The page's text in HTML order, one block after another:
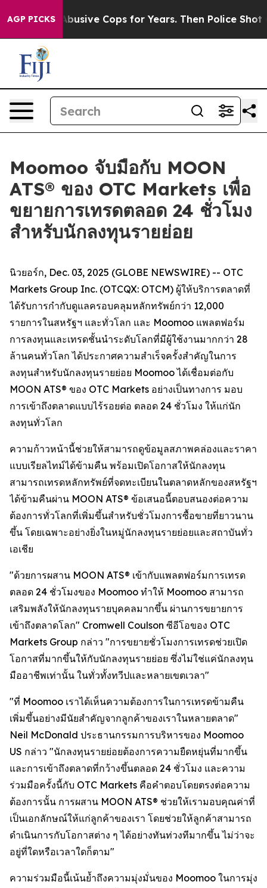
AGP PICKS
of Abusive Cops for Years. Then Police Shot and
Moomoo จับมือกับ MOON
ATS® ของ OTC Markets เพื่อ
ขยายการเทรดตลอด 24 ชั่วโมง
สำหรับนักลงทุนรายย่อย
นิวยอร์ก, Dec. 03, 2025 (GLOBE NEWSWIRE) -- OTC
Markets Group Inc. (OTCQX: OTCM) ผู้ให้บริการตลาดที่
ได้รับการกำกับดูแลครอบคลุมหลักทรัพย์กว่า 12,000
รายการในสหรัฐฯ และทั่วโลก และ Moomoo แพลตฟอร์ม
การลงทุนและเทรดชั้นนำระดับโลกที่มีผู้ใช้งานมากกว่า 28
ล้านคนทั่วโลก ได้ประกาศความสำเร็จครั้งสำคัญในการ
ลงทุนสำหรับนักลงทุนรายย่อย Moomoo ได้เชื่อมต่อกับ
MOON ATS® ของ OTC Markets อย่างเป็นทางการ มอบ
การเข้าถึงตลาดแบบไร้รอยต่อ ตลอด 24 ชั่วโมง ให้แก่นัก
ลงทุนทั่วโลก
ความก้าวหน้านี้ช่วยให้สามารถดูข้อมูลสภาพคล่องและราคา
แบบเรียลไทม์ได้ข้ามคืน พร้อมเปิดโอกาสให้นักลงทุน
สามารถเทรดหลักทรัพย์ที่จดทะเบียนในตลาดหลักของสหรัฐฯ
ได้ข้ามคืนผ่าน MOON ATS® ข้อเสนอนี้ตอบสนองต่อความ
ต้องการทั่วโลกที่เพิ่มขึ้นสำหรับชั่วโมงการซื้อขายที่ยาวนาน
ขึ้น โดยเฉพาะอย่างยิ่งในหมู่นักลงทุนรายย่อยและสถาบันทั่ว
เอเชีย
"ด้วยการผสาน MOON ATS® เข้ากับแพลตฟอร์มการเทรด
ตลอด 24 ชั่วโมงของ Moomoo ทำให้ Moomoo สามารถ
เสริมพลังให้นักลงทุนรายบุคคลมากขึ้น ผ่านการขยายการ
เข้าถึงตลาดโลก" Cromwell Coulson ซีอีโอของ OTC
Markets Group กล่าว "การขยายชั่วโมงการเทรดช่วยเปิด
โอกาสที่มากขึ้นให้กับนักลงทุนรายย่อย ซึ่งไม่ใช่แค่นักลงทุน
มืออาชีพเท่านั้น ในทั่วทั้งทวีปและหลายเขตเวลา"
"ที่ Moomoo เราได้เห็นความต้องการในการเทรดข้ามคืน
เพิ่มขึ้นอย่างมีนัยสำคัญจากลูกค้าของเราในหลายตลาด"
Neil McDonald ประธานกรรมการบริหารของ Moomoo
US กล่าว "นักลงทุนรายย่อยต้องการความยืดหยุ่นที่มากขึ้น
และการเข้าถึงตลาดที่กว้างขึ้นตลอด 24 ชั่วโมง และความ
ร่วมมือครั้งนี้กับ OTC Markets คือคำตอบโดยตรงต่อความ
ต้องการนั้น การผสาน MOON ATS® ช่วยให้เรามอบคุณค่าที่
เป็นเอกลักษณ์ให้แก่ลูกค้าของเรา โดยช่วยให้ลูกค้าสามารถ
ดำเนินการกับโอกาสต่าง ๆ ได้อย่างทันท่วงทีมากขึ้น ไม่ว่าจะ
อยู่ที่ใดหรือเวลาใดก็ตาม"
ความร่วมมือนี้เน้นย้ำถึงความมุ่งมั่นของ Moomoo ในการมุ่ง